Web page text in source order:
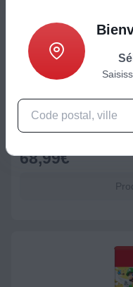
Jeu Switch 2 NINTENDO
Wild
68,99€